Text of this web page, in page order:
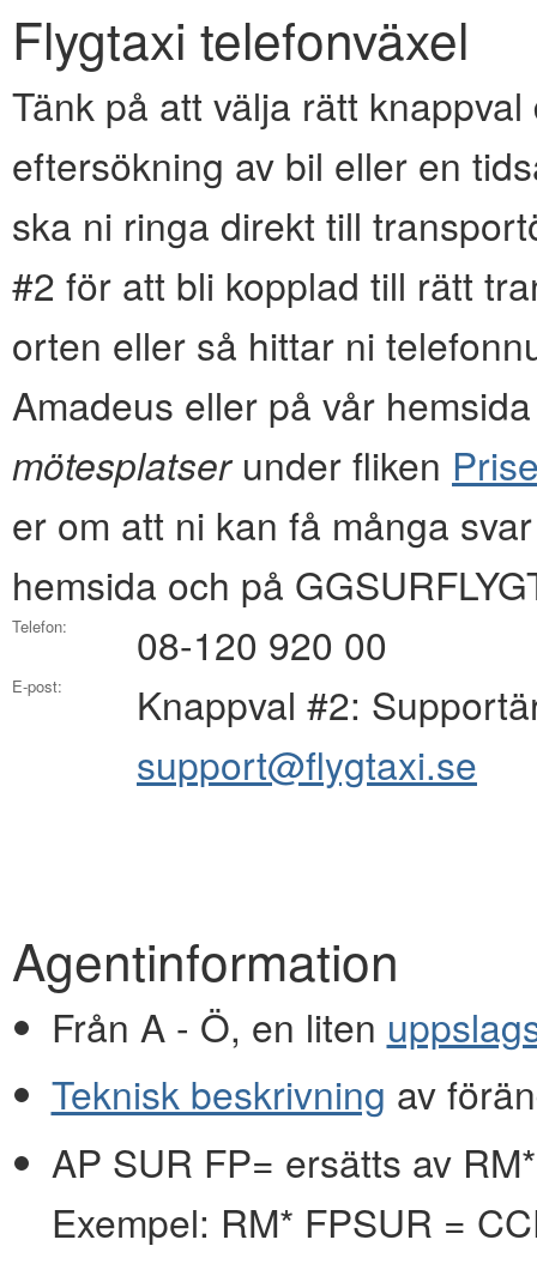
Flygtaxi telefonväxel
Tänk på att välja rätt
eftersökning av bil eller en
ska ni ringa direkt till
#2 för att bli kopplad till rätt
orten eller så hittar ni
Amadeus eller på vår
mötesplatserunder fliken
er om att ni kan få många
hemsida och på
Telefon:
08-120 920 00
Knappval #2:
E-post:
support@flygtaxi.se
Agentinformation
Från A - Ö, en liten
Teknisk beskrivning av
AP SUR FP= ersätts av
Exempel: RM* FPSUR =